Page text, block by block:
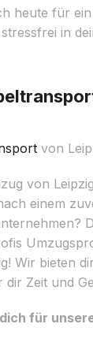
heute für ein
in
von
von
einem
Wir bieten
Zeit und
für